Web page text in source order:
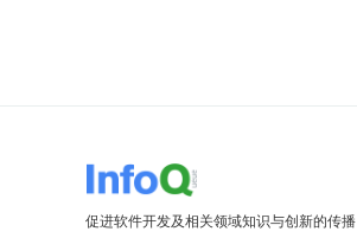
促进软件开发及相关领域知识与创新的传播